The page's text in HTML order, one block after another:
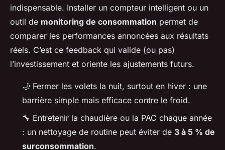
indispensable. Installer un compteur intelligent ou un
outil de monitoring de consommation permet de
comparer les performances annoncées aux résultats
réels. C’est ce feedback qui valide (ou pas)
l’investissement et oriente les ajustements futurs.
🌙 Fermer les volets la nuit, surtout en hiver : une
barrière simple mais efficace contre le froid.
🔧 Entretenir la chaudière ou la PAC chaque année
: un nettoyage de routine peut éviter de 3 à 5 % de
surconsommation.